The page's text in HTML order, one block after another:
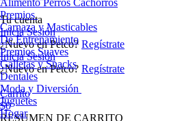
Tu cuenta
Inicia Sesión
¿Nuevo en Petco? Regístrate
Inicia Sesión
¿Nuevo en Petco? Regístrate
Carrito
$0
RESUMEN DE CARRITO
Alimento Perros Cachorros
Premios
Carnaza y Masticables
De Entrenamiento
Premios Suaves
Galletas y Snacks
Dentales
Moda y Diversión
Juguetes
Hogar